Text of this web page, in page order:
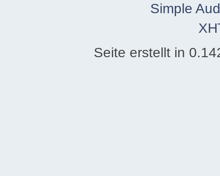
Simple
Seite erstellt in